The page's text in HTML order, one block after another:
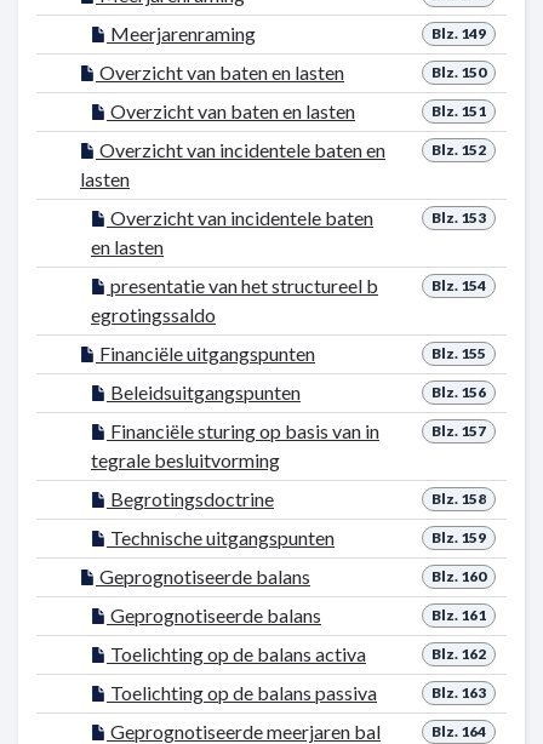
Blz. 149
Meerjarenraming
Blz. 150
Overzicht van baten en lasten
Blz. 151
Overzicht van baten en lasten
Blz. 152
Overzicht van incidentele baten en
lasten
Blz. 153
Overzicht van incidentele baten
en lasten
Blz. 154
presentatie van het structureel b
egrotingssaldo
Blz. 155
Financiële uitgangspunten
Blz. 156
Beleidsuitgangspunten
Blz. 157
Financiële sturing op basis van in
tegrale besluitvorming
Blz. 158
Begrotingsdoctrine
Blz. 159
Technische uitgangspunten
Blz. 160
Geprognotiseerde balans
Blz. 161
Geprognotiseerde balans
Blz. 162
Toelichting op de balans activa
Blz. 163
Toelichting op de balans passiva
Blz. 164
Geprognotiseerde meerjaren bal